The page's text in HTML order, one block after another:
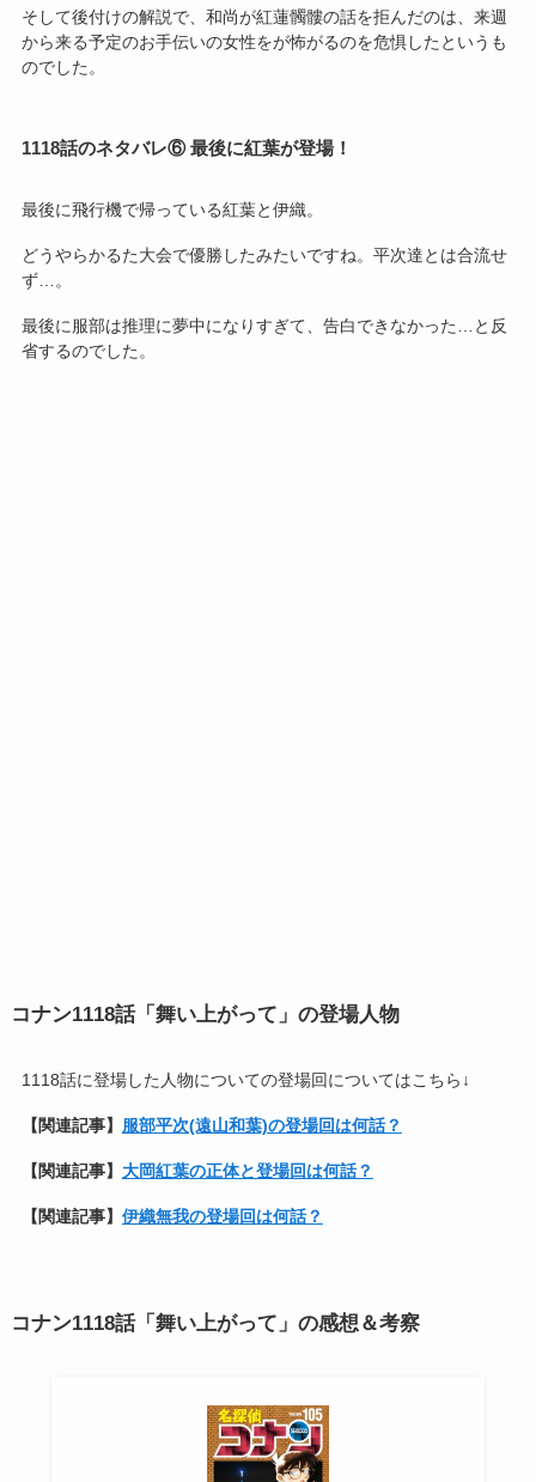
そして後付けの解説で、和尚が紅蓮髑髏の話を拒んだのは、来週
から来る予定のお手伝いの女性をが怖がるのを危惧したというも
のでした。
1118話のネタバレ⑥ 最後に紅葉が登場！
最後に飛行機で帰っている紅葉と伊織。
どうやらかるた大会で優勝したみたいですね。平次達とは合流せ
ず…。
最後に服部は推理に夢中になりすぎて、告白できなかった…と反
省するのでした。
コナン1118話「舞い上がって」 の登場人物
1118話に登場した人物についての登場回についてはこちら↓
【関連記事】 服部平次(遠山和葉)の登場回は何話？
【関連記事】 大岡紅葉の正体と登場回は何話？
【関連記事】 伊織無我の登場回は何話？
コナン1118話「舞い上がって」の感想＆考察